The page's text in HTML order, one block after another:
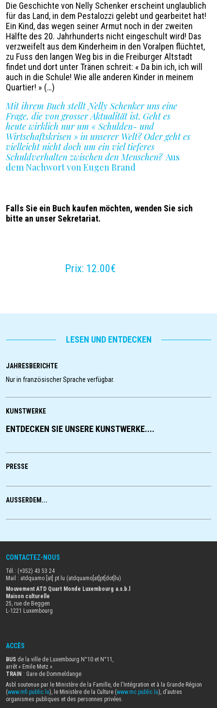
Die Geschichte von Nelly Schenker erscheint unglaublich
für das Land, in dem Pestalozzi gelebt und gearbeitet hat!
Ein Kind, das wegen seiner Armut noch in der zweiten
Hälfte des 20. Jahrhunderts nicht eingeschult wird! Das
verzweifelt aus dem Kinderheim in den Voralpen flüchtet,
zu Fuss den langen Weg bis in die Freiburger Altstadt
findet und dort unter Tränen schreit: « Da bin ich, ich will
auch in die Schule! Wie alle anderen Kinder in meinem
Quartier! » (…)
Mit ihrem Buch stellt Nelly Schenker uns eine
Frage, die von grosser Aktualität ist. Geht es
heute wirklich nur um «Schulden- und
Wirtschaftskrisen » in unserer Welt? Oder geht es
vielleicht nicht doch um ein viel tieferes
Schuldverhalten zwischen den Menschen?Aus
dem Nachwort von Eugen Brand
Falls Sie ein Buch kaufen möchten, wenden Sie sich
bitte an unser Sekretariat.
Prix 12.00€
LESEN UND ENTDECKEN
JAHRESBERICHTE
Nur in französischer Sprache verfügbar.
KUNSTWERKE
ENTDECKEN SIE UNSERE KUNSTWERKE....
PRESSE
AUSSERDEM...
CONTACTEZ-NOUS
Tél.: (+352) 43 53 24
Mail : atdquamo [at] pt. lu (atdquamo[at]pt[dot]lu)
Mouvement ATD Quart Monde Luxembourg a.s.b.l
Maison culturelle
25, rue de Beggen
L-1221 Luxembourg
ACCÈS
BUS de la ville de Luxembourg N°10 et N°11,
arrêt « Emile Metz »
TRAIN : Gare de Dommeldange
Asbl soutenue par le Ministère de la Famille, de l'Intégration et à la Grande Région
(www.mfi.public.lu), le Ministère de la Culture (www.mc.public.lu), d’autres
organismes publiques et des personnes privées.